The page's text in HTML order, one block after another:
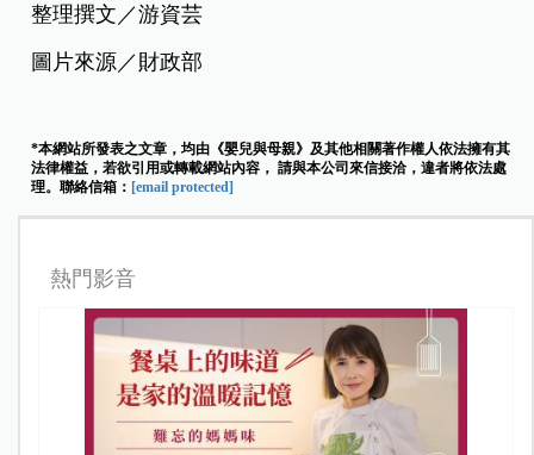
整理撰文／游資芸
圖片來源／財政部
*本網站所發表之文章，均由《嬰兒與母親》及其他相關著作權人依法擁有其
法律權益，若欲引用或轉載網站內容， 請與本公司來信接洽，違者將依法處
理。聯絡信箱： [email protected]
熱門影音